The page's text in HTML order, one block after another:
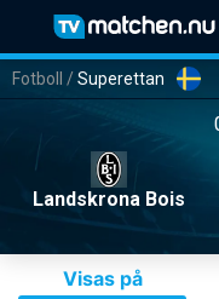
Fotboll /Superettan
Landskrona Bois
Visas på